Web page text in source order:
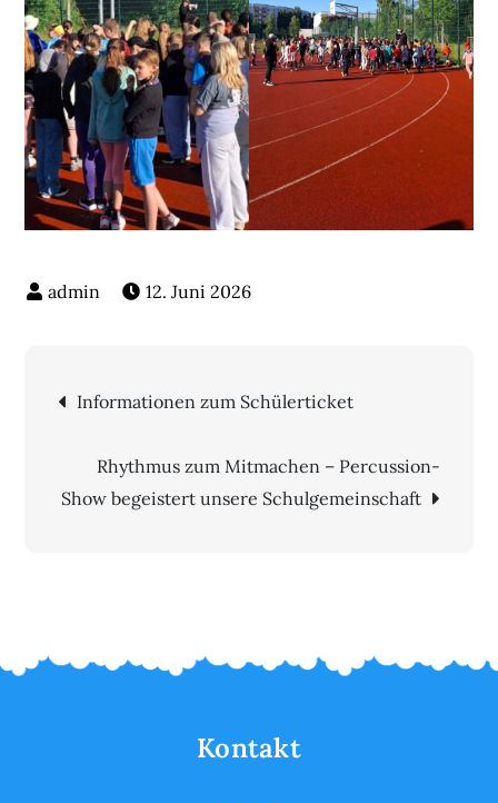
12. Juni 2026
Beitragsnavigation
Informationen zum Schülerticket
Rhythmus zum Mitmachen – Percussion-
Show begeistert unsere Schulgemeinschaft
Kontakt